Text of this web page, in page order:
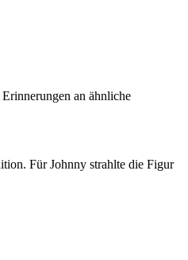
an ähnliche
Für Johnny strahlte die Figur